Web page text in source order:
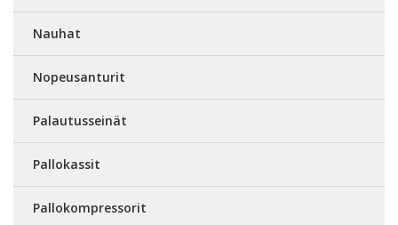
Nauhat
Nopeusanturit
Palautusseinät
Pallokassit
Pallokompressorit